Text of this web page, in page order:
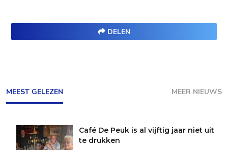
DELEN
MEEST GELEZEN MEER NIEUWS
Café De Peuk is al vijftig jaar niet uit
te drukken